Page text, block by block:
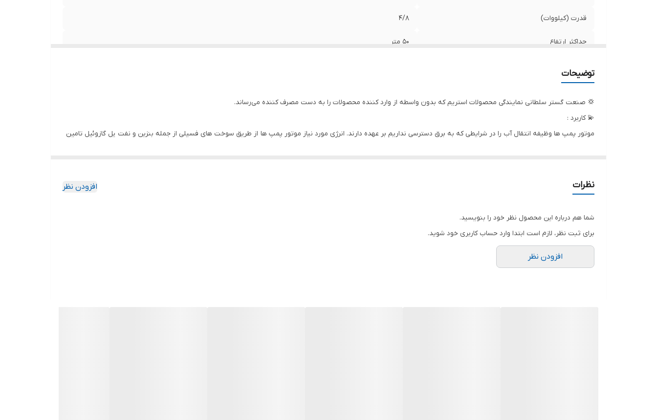
قدرت (کیلووات) 4/8
حداکثر ارتفاع 50 متر
کشور سازنده چین
توضیحات
💢 صنعت گستر سلطانی نمایندگی محصولات استریم که بدون واسطه از وارد کننده محصولات را به دست مصرف کننده می‌رساند.
💫 کاربرد :
موتور پمپ ها وظیفه انتقال آب را در شرایطی که به برق دسترسی نداریم بر عهده دارند. انرژی مورد نیاز موتور پمپ ها از طریق سوخت های فسیلی از جمله بنزین و نفت یل گازوئیل تامین
نظرات افزودن نظر
شما هم درباره این محصول نظر خود را بنویسید.
برای ثبت نظر، لازم است ابتدا وارد حساب کاربری خود شوید.
افزودن نظر